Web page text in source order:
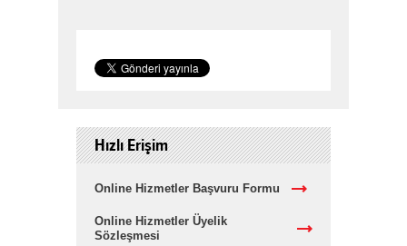
Hızlı Erişim
Online Hizmetler Başvuru Formu
Online Hizmetler Üyelik
Sözleşmesi